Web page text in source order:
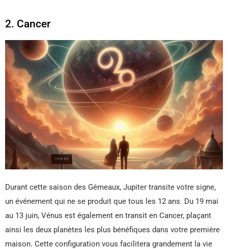
2. Cancer
Durant cette saison des Gémeaux, Jupiter transite votre signe,
un événement qui ne se produit que tous les 12 ans. Du 19 mai
au 13 juin, Vénus est également en transit en Cancer, plaçant
ainsi les deux planètes les plus bénéfiques dans votre première
maison. Cette configuration vous facilitera grandement la vie